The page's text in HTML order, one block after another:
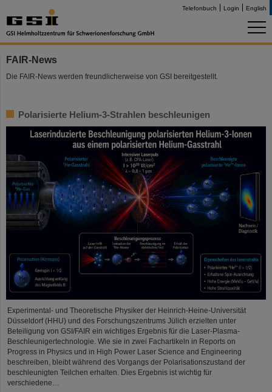
Telefonbuch Login English
FAIR-News
Die FAIR-News werden freundlicherweise von GSI bereitgestellt.
Polarisierte Helium-3-Strahlen beschleunigen
Experimental- und Theoretische Physiker der Heinrich-Heine-Universität
Düsseldorf (HHU) und des Forschungszentrums Jülich erzielten unter
Beteiligung von GSI/FAIR ein wichtiges Ergebnis für die Laser-Plasma-
Beschleunigertechnologie. Wie sie in zwei Fachartikeln in Reports on
Progress in Physics und in High Power Laser Science and Engineering
beschreiben, bleibt während des Vorgangs der Polarisationszustand der
beschleunigten Teilchen erhalten. Dies Ergebnis ist wichtig für
verschiedene…